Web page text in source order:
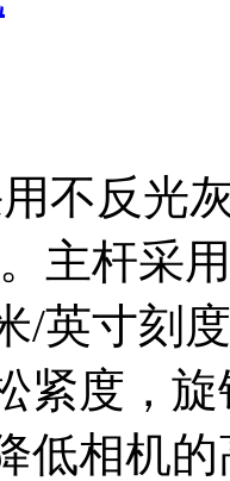
不反光
主杆采
/英寸刻
紧度，
低相机